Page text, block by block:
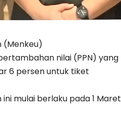
(Menkeu)
nilai (PPN) yang
6 persen untuk tiket
mulai berlaku pada 1 Maret